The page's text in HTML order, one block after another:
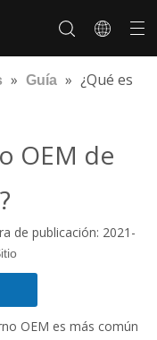
» Guía » ¿Qué es
OEM de
publicación: 2021-
OEM es más común